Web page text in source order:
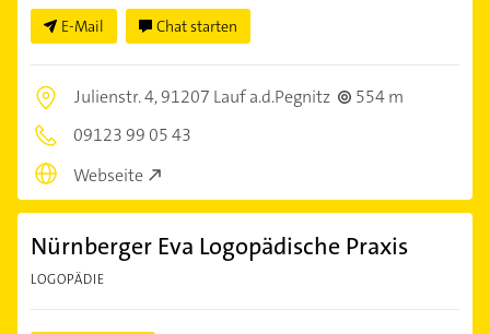
E-Mail Chat starten
Julienstr. 4,91207 Lauf a.d.Pegnitz
554 m
09123 99 05 43
Webseite
Nürnberger Eva Logopädische Praxis
LOGOPÄDIE